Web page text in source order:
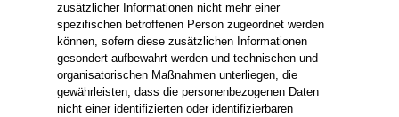
zusätzlicher Informationen nicht mehr einer
spezifischen betroffenen Person zugeordnet werden
können, sofern diese zusätzlichen Informationen
gesondert aufbewahrt werden und technischen und
organisatorischen Maßnahmen unterliegen, die
gewährleisten, dass die personenbezogenen Daten
nicht einer identifizierten oder identifizierbaren